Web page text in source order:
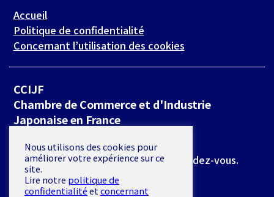
Accueil
Politique de confidentialité
Concernant l’utilisation des cookies
CCIJF
Chambre de Commerce et d'Industrie
Japonaise en France
19 rue de Milan 75009 Paris
*L’accès se fait exclusivement sur rendez-vous.
E-mail :secretariat@ccijf.asso.fr
Nous utilisons des cookies pour
améliorer votre expérience sur ce
site.
Lire notre politique de
confidentialitéetconcernant